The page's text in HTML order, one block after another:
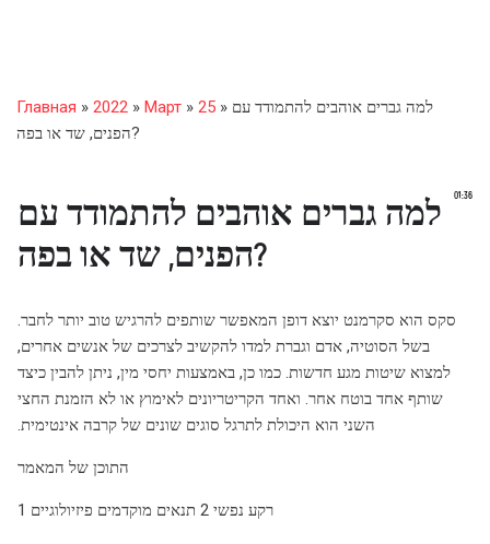
Главная » 2022 » Март » 25 » למה גברים אוהבים להתמודד עם
הפנים, שד או בפה?
01:36
למה גברים אוהבים להתמודד עם
הפנים, שד או בפה?
סקס הוא סקרמנט יוצא דופן המאפשר שותפים להרגיש טוב יותר לחבר.
בשל הסוטיה, אדם וגברת למדו להקשיב לצרכים של אנשים אחרים,
למצוא שיטות מגע חדשות. כמו כן, באמצעות יחסי מין, ניתן להבין כיצד
שותף אחד בוטח אחר. ואחד הקריטריונים לאימוץ או לא הזמנת החצי
השני הוא היכולת לתרגל סוגים שונים של קרבה אינטימית.
התוכן של המאמר
1 רקע נפשי 2 תנאים מוקדמים פיזיולוגיים